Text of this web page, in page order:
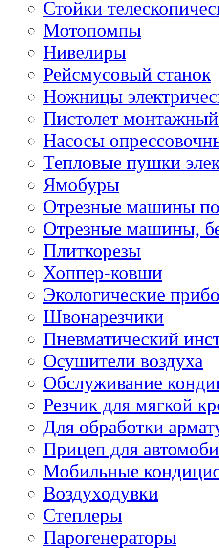
Стойки
Мотопомпы
Нивелиры
Рейсмусовый станок
Ножницы
Пистолет монтажный
Насосы
Тепловые пушки
Ямобуры
Отрезные машины
Отрезные машины,
Плиткорезы
Хоппер-ковши
Экологические
Швонарезчики
Пневматический
Осушители воздуха
Обслуживание
Резчик для мягкой
Для обработки
Прицеп для
Мобильные
Воздуходувки
Степлеры
Парогенераторы